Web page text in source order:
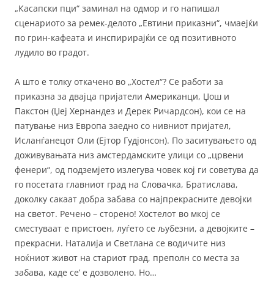
„Касапски пци“ заминал на одмор и го напишал
сценариото за ремек-делото „Евтини приказни“, чмаејќи
по грин-кафеата и инспирирајќи се од позитивното
лудило во градот.
А што е толку откачено во „Хостел“? Се работи за
приказна за двајца пријатели Американци, Џош и
Пакстон (Џеј Хернандез и Дерек Ричардсон), кои се на
патување низ Европа заедно со нивниот пријател,
Исланѓанецот Оли (Ејтор Гудјонсон). По заситувањето од
доживувањата низ амстердамските улици со „црвени
фенери“, од подземјето излегува човек кој ги советува да
го посетата главниот град на Словачка, Братислава,
доколку сакаат добра забава со најпрекрасните девојки
на светот. Речено – сторено! Хостелот во мкој се
сместуваат е пристоен, луѓето се љубезни, а девојките –
прекрасни. Наталија и Светлана се водичите низ
ноќниот живот на стариот град, преполн со места за
забава, каде се’ е дозволено. Но…